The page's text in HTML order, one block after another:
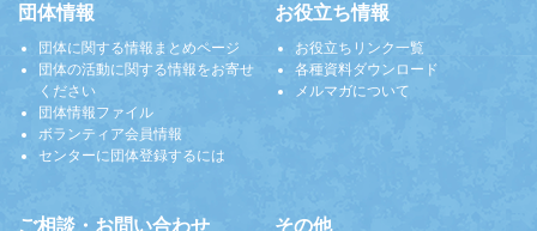
団体情報
団体に関する情報まとめページ
団体の活動に関する情報をお寄せ
ください
団体情報ファイル
ボランティア会員情報
センターに団体登録するには
お役立ち情報
お役立ちリンク一覧
各種資料ダウンロード
メルマガについて
ご相談・お問い合わせ その他